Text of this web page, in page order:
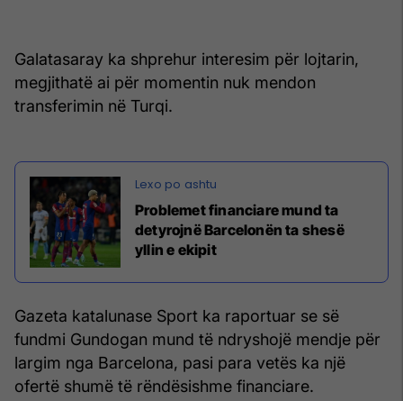
Galatasaray ka shprehur interesim për lojtarin,
megjithatë ai për momentin nuk mendon
transferimin në Turqi.
Problemet financiare mund ta
detyrojnë Barcelonën ta shesë
yllin e ekipit
Gazeta katalunase Sport ka raportuar se së
fundmi Gundogan mund të ndryshojë mendje për
largim nga Barcelona, pasi para vetës ka një
ofertë shumë të rëndësishme financiare.